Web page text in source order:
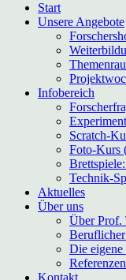
Start
Unsere Angebote
Infobereich
Scratch-
Foto-Kurs
Technik-
Aktuelles
Über uns
Über Prof.
Die
Referenzen